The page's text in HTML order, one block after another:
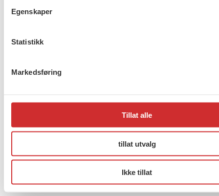
Egenskaper
Statistikk
Markedsføring
Tillat alle
tillat utvalg
Ikke tillat
De kommunale sosiale tjenestene er en del av Nav-
tjenestene i Nav, og hvordan kan vi utvikle de sosiale
Erfaringskompetanse: Viktig
kunnskapstilfang i helse- og
sosialfaglig arbeid?